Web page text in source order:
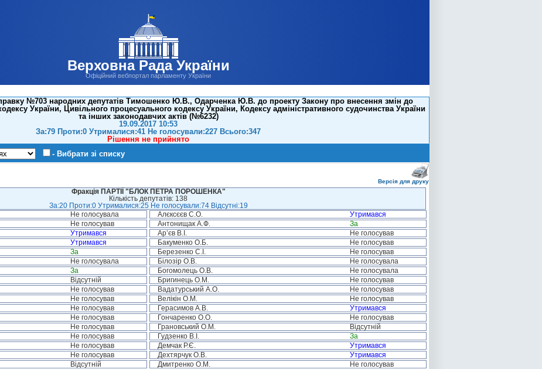
Верховна Рада України
Офіційний вебпортал парламенту України
№703 народних депутатів Тимошенко Ю.В., Одарченка Ю.В. до проекту Закону про внесення змін до
України, Цивільного процесуального кодексу України, Кодексу адміністративного судочинства України
та інших законодавчих актів (№6232)
19.09.2017 10:53
За:79 Проти:0 Утрималися:41 Не голосували:227 Всього:347
Рішення не прийнято
- Вибрати зі списку
Версія для друку
Фракція ПАРТІЇ "БЛОК ПЕТРА ПОРОШЕНКА"
Кількість депутатів: 138
За:20 Проти:0 Утрималися:25 Не голосували:74 Відсутні:19
Не голосувала Алєксєєв С.О.
Утримався
Не голосував Антонищак А.Ф.
За
Утримався Ар’єв В.І.
Не голосував
Утримався Бакуменко О.Б.
Не голосував
За Березенко С.І.
Не голосував
Не голосувала Білозір О.В.
Не голосувала
За Богомолець О.В.
Не голосувала
Відсутній Бригинець О.М.
Не голосував
Не голосував Вадатурський А.О.
Не голосував
Не голосував Велікін О.М.
Не голосував
Не голосував Герасимов А.В.
Утримався
Не голосував Гончаренко О.О.
Не голосував
Не голосував Грановський О.М.
Відсутній
Не голосував Гудзенко В.І.
За
Не голосував Демчак Р.Є.
Утримався
Не голосував Дехтярчук О.В.
Утримався
Відсутній Дмитренко О.М.
Не голосував